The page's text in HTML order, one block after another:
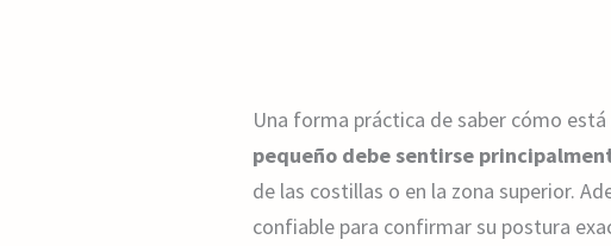
Una forma práctica de saber cómo
pequeño debe sentirse
de las costillas o en la zona superior.
confiable para confirmar su postura